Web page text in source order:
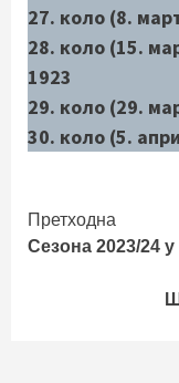
27. коло (8.
28. коло (15.
1923
29. коло (29.
30. коло (5.
Continue
Reading
Претходна
Сезона 2023/24 у